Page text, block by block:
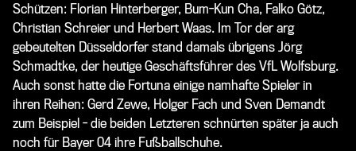
Schützen: Florian Hinterberger, Bum-Kun Cha, Falko Götz,
Christian Schreier und Herbert Waas. Im Tor der arg
gebeutelten Düsseldorfer stand damals übrigens Jörg
Schmadtke, der heutige Geschäftsführer des VfL Wolfsburg.
Auch sonst hatte die Fortuna einige namhafte Spieler in
ihren Reihen: Gerd Zewe, Holger Fach und Sven Demandt
zum Beispiel - die beiden Letzteren schnürten später ja auch
noch für Bayer 04 ihre Fußballschuhe.